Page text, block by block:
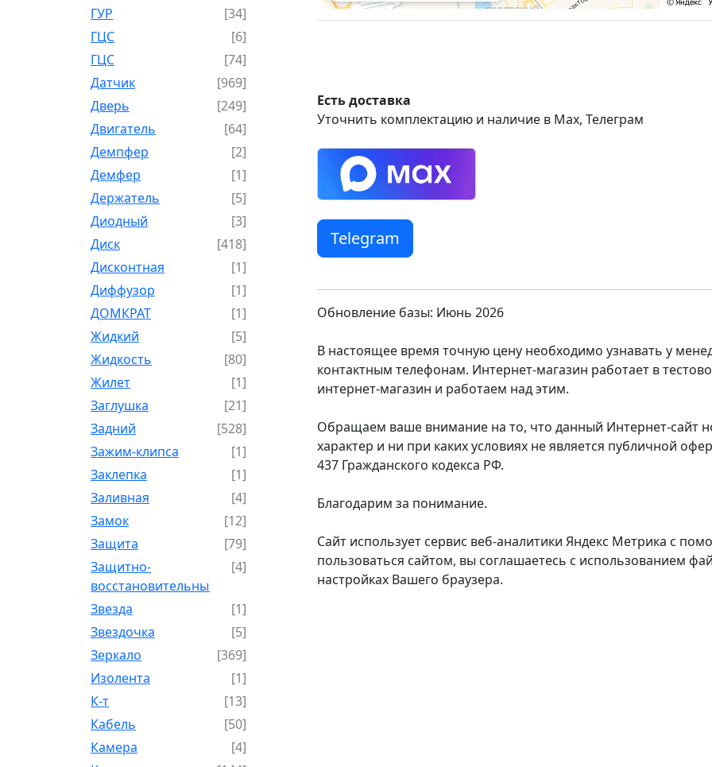
ГУР
[34]
ГЦC
[6]
ГЦС
[74]
Датчик
[969]
Дверь
[249]
Двигатель
[64]
Демпфер
[2]
Демфер
[1]
Держатель
[5]
Диодный
[3]
Диск
[418]
Дисконтная
[1]
Диффузор
[1]
ДОМКРАТ
[1]
Жидкий
[5]
Жидкость
[80]
Жилет
[1]
Заглушка
[21]
Задний
[528]
Зажим-клипса
[1]
Заклепка
[1]
Заливная
[4]
Замок
[12]
Защита
[79]
Защитно-
восстановительный
[4]
Звезда
[1]
Звездочка
[5]
Зеркало
[369]
Изолента
[1]
К-т
[13]
Кабель
[50]
Камера
[4]
Есть доставка
Уточнить комплектацию и наличие в Max, Телеграм
Telegram
Обновление базы: Июнь 2026
В настоящее время точную цену необходимо узнавать у
контактным телефонам. Интернет-магазин работает в
интернет-магазин и работаем над этим.
Обращаем ваше внимание на то, что данный Интернет-сайт
характер и ни при каких условиях не является публичной
437 Гражданского кодекса РФ.
Благодарим за понимание.
Сайт использует сервис веб-аналитики Яндекс Метрика с
пользоваться сайтом, вы соглашаетесь с использованием
настройках Вашего браузера.